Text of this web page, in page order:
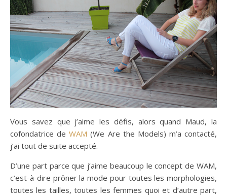
Vous savez que j’aime les défis, alors quand Maud, la
cofondatrice deWAM (We Are the Models) m’a contacté,
j’ai tout de suite accepté.
D’une part parce que j’aime beaucoup le concept de WAM,
c’est-à-dire prôner la mode pour toutes les morphologies,
toutes les tailles, toutes les femmes quoi et d’autre part,